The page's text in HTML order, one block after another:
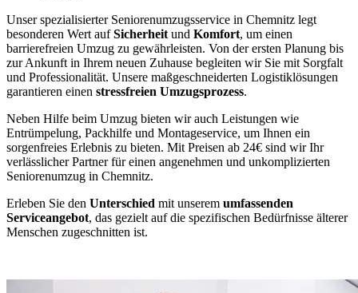
Unser spezialisierter Seniorenumzugsservice in Chemnitz legt
besonderen Wert aufSicherheit und Komfort, um einen
barrierefreien Umzug zu gewährleisten. Von der ersten Planung bis
zur Ankunft in Ihrem neuen Zuhause begleiten wir Sie mit Sorgfalt
und Professionalität. Unsere maßgeschneiderten Logistiklösungen
garantieren einen stressfreien Umzugsprozess.
Neben Hilfe beim Umzug bieten wir auch Leistungen wie
Entrümpelung, Packhilfe und Montageservice, um Ihnen ein
sorgenfreies Erlebnis zu bieten. Mit Preisen ab 24€ sind wir Ihr
verlässlicher Partner für einen angenehmen und unkomplizierten
Seniorenumzug in Chemnitz.
Erleben Sie den Unterschied mit unserem umfassenden
Serviceangebot, das gezielt auf die spezifischen Bedürfnisse älterer
Menschen zugeschnitten ist.